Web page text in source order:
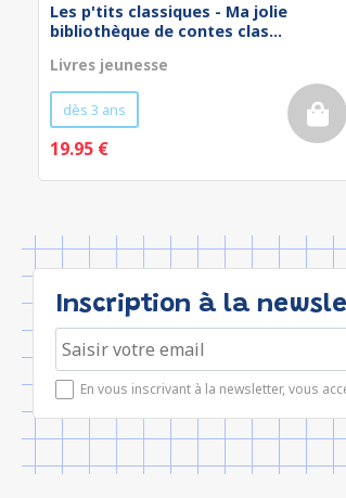
Les p'tits classiques - Ma jolie
bibliothèque de contes clas...
Livres jeunesse
dès 3 ans
19.95 €
Inscription à la
En vous inscrivant à la newsletter, vous